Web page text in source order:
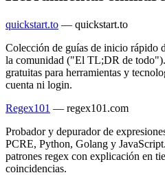
quickstart.to — quickstart.to
Colección de guías de inicio rápido
la comunidad ("El TL;DR de
gratuitas para herramientas y
cuenta ni login.
Regex101 — regex101.com
Probador y depurador de
PCRE, Python, Golang y
patrones regex con explicación en
coincidencias.